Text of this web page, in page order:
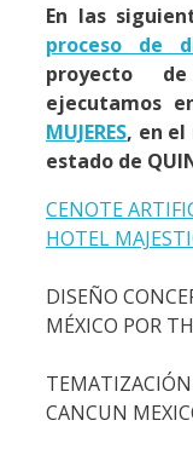
En las
proceso de
proyecto de
ejecutamos
MUJERES, en el
estado de
CENOTE
HOTEL
DISEÑO
MÉXICO POR
CANCUN